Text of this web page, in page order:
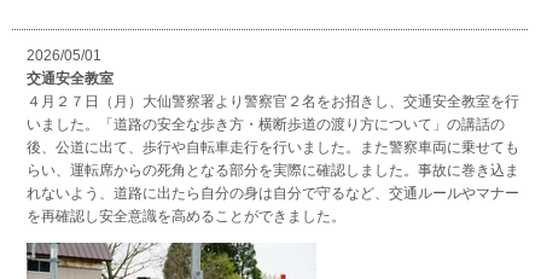
2026/05/01
交通安全教室
４月２７日（月）大仙警察署より警察官２名をお招きし、交通安全教室を行
いました。「道路の安全な歩き方・横断歩道の渡り方について」の講話の
後、公道に出て、歩行や自転車走行を行いました。また警察車両に乗せても
らい、運転席からの死角となる部分を実際に確認しました。事故に巻き込ま
れないよう、道路に出たら自分の身は自分で守るなど、交通ルールやマナー
を再確認し安全意識を高めることができました。